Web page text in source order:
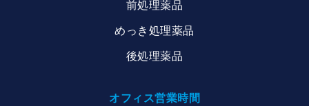
前処理薬品
めっき処理薬品
後処理薬品
オフィス営業時間